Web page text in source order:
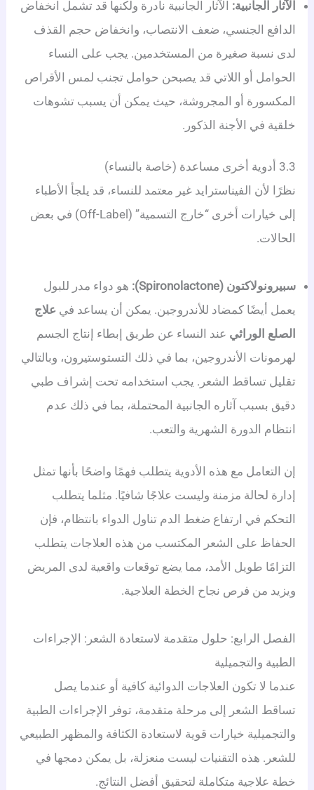
الآثار الجانبية:الآثار الجانبية نادرة ولكنها قد تشمل انخفاض
الدافع الجنسي، ضعف الانتصاب، وانخفاض حجم القذف
لدى نسبة صغيرة من المستخدمين. يجب على النساء
الحوامل أو اللاتي قد يصبحن حوامل تجنب لمس الأقراص
المكسورة أو المجروشة، حيث يمكن أن يسبب تشوهات
خلقية في الأجنة الذكور.
3.3 أدوية أخرى مساعدة (خاصة بالنساء)
نظرًا لأن الفيناسترايد غير معتمد للنساء، قد يلجأ الأطباء
إلى خيارات أخرى “خارج التسمية” (off-Label) في بعض
الحالات.
سبيرونولاكتون (Spironolactone):
هو دواء مدر للبول
يعمل أيضًا كمضاد للأندروجين. يمكن أن يساعد فيعلاج
الصلع الوراثيعند النساء عن طريق إبطاء إنتاج الجسم
لهرمونات الأندروجين، بما في ذلك التستوستيرون، وبالتالي
تقليل تساقط الشعر. يجب استخدامه تحت إشراف طبي
دقيق بسبب آثاره الجانبية المحتملة، بما في ذلك عدم
انتظام الدورة الشهرية والتعب.
إن التعامل مع هذه الأدوية يتطلب فهمًا واضحًا بأنها تمثل
إدارة لحالة مزمنة وليست علاجًا شافيًا. مثلما يتطلب
التحكم في ارتفاع ضغط الدم تناول الدواء بانتظام، فإن
الحفاظ على الشعر المكتسب من هذه العلاجات يتطلب
التزامًا طويل الأمد، مما يضع توقعات واقعية لدى المريض
ويزيد من فرص نجاح الخطة العلاجية.
الفصل الرابع: حلول متقدمة لاستعادة الشعر: الإجراءات
الطبية والتجميلية
عندما لا تكون العلاجات الدوائية كافية أو عندما يصل
تساقط الشعر إلى مرحلة متقدمة، توفر الإجراءات الطبية
والتجميلية خيارات قوية لاستعادة الكثافة والمظهر الطبيعي
للشعر. هذه التقنيات ليست منعزلة، بل يمكن دمجها في
خطة علاجية متكاملة لتحقيق أفضل النتائج.